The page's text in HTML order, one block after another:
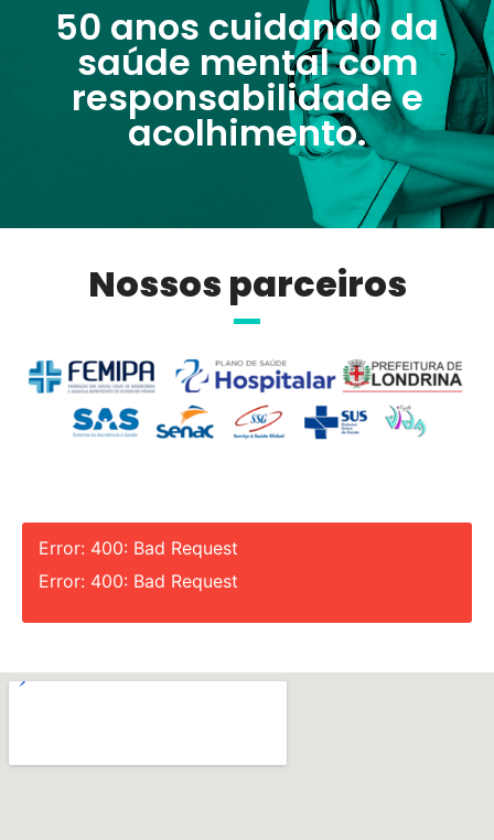
50 anos cuidando da
saúde mental com
responsabilidade e
acolhimento.
Nossos parceiros
Error: 400: Bad Request
Error: 400: Bad Request